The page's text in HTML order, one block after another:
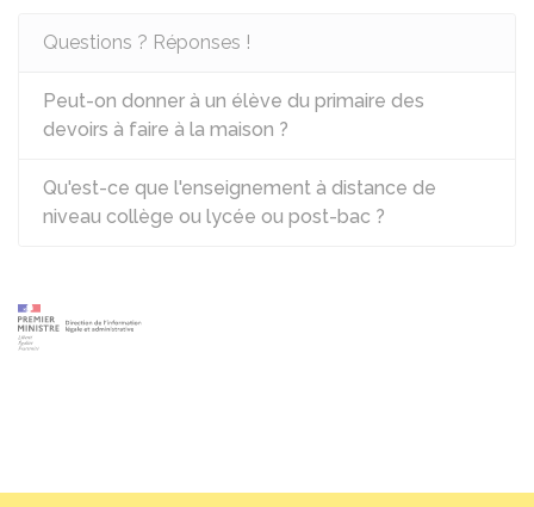
Questions ? Réponses !
Peut-on donner à un élève du primaire des
devoirs à faire à la maison ?
Qu'est-ce que l'enseignement à distance de
niveau collège ou lycée ou post-bac ?